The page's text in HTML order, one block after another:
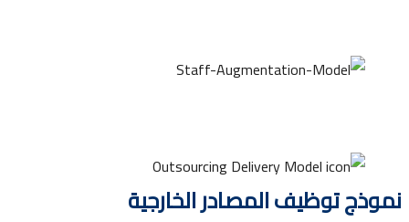
توظيف المصادر الخارجية